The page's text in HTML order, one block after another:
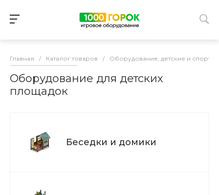
Главная / Каталог товаров / Оборудование, детские и
Оборудование для детских
площадок
Беседки и домики